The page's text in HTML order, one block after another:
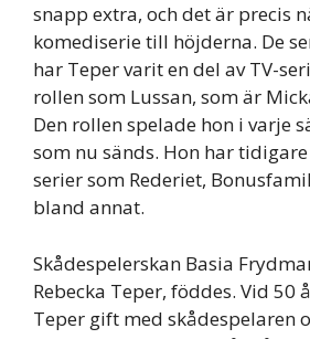
snapp extra, och det är precis
komediserie till höjderna. De
har Teper varit en del av TV-
rollen som Lussan, som är
Den rollen spelade hon i varje
som nu sänds. Hon har
serier som Rederiet,
bland annat.
Skådespelerskan Basia
Rebecka Teper, föddes. Vid 50
Teper gift med skådespelaren